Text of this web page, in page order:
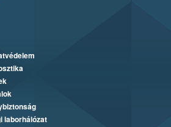
laborhálózat